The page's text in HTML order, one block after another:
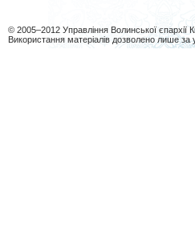
© 2005–2012 Управління Волинської єпархії
Використання матеріалів дозволено лише